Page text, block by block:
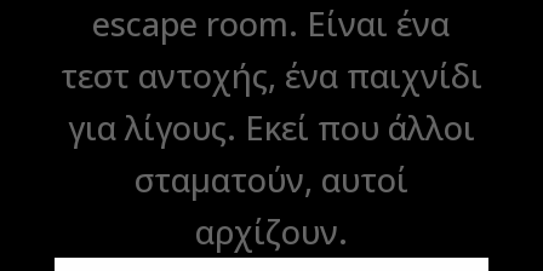
escape room. Είναι ένα
τεστ αντοχής, ένα παιχνίδι
για λίγους. Εκεί που άλλοι
σταματούν, αυτοί
αρχίζουν.